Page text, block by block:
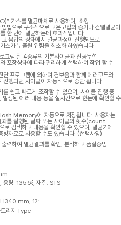
가스를 멸균매체로 사용하며, 소형
법으로 구조적으로 고온고압의 증기나 건열멸균이
한 번에 멸균하는데 효과적입니다.
음압의 상태에서 멸균과정이 진행되므로
스가 누출될 위험을 최소화 하였습니다.
그램 된 4종류의 기본사이클과 진공누설
포장상태에 따라 편리하게 선택하여 작업 할 수
프로그램에 의하여 경보음과 함께 에러코드와
행되던 사이클이 자동적으로 중단 됩니다.
쉽고 빠르게 조작할 수 있으며, 사이클 진행 중
생된 에러 내용 등을 실시간으로 한눈에 확인할 수
Memory에 자동으로 저장됩니다. 사용자는
과를 실행된 날짜 또는 사이클의 횟수(count
검색하고 내용을 확인할 수 있으며, 멸균기에
자료로 사용할 수도 있습니다. (선택사양)
력하여 멸균결과를 확인, 분석하고 품질증빙
량: 135.6ℓ, 재질; STS
mm, 1개
리지 Type